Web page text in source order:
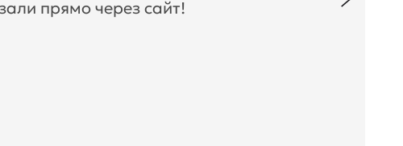
прямо через сайт!